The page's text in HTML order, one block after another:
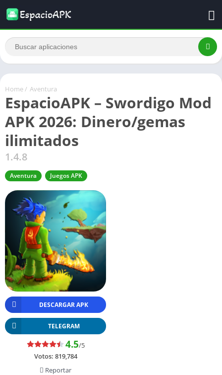
Home / Aventura
EspacioAPK – Swordigo Mod
APK 2026: Dinero/gemas
ilimitados
1.4.8
Aventura Juegos APK
DESCARGAR APK
TELEGRAM
4.5/5
Votos: 819,784
Reportar